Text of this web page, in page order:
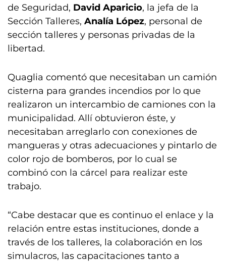
de Seguridad, David Aparicio, la jefa de la
Sección Talleres, Analía López, personal de
sección talleres y personas privadas de la
libertad.
Quaglia comentó que necesitaban un camión
cisterna para grandes incendios por lo que
realizaron un intercambio de camiones con la
municipalidad. Allí obtuvieron éste, y
necesitaban arreglarlo con conexiones de
mangueras y otras adecuaciones y pintarlo de
color rojo de bomberos, por lo cual se
combinó con la cárcel para realizar este
trabajo.
“Cabe destacar que es continuo el enlace y la
relación entre estas instituciones, donde a
través de los talleres, la colaboración en los
simulacros, las capacitaciones tanto a